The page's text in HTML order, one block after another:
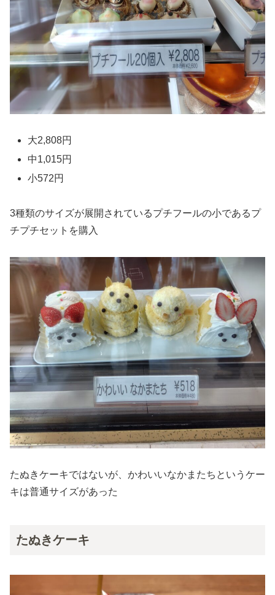
大2,808円
中1,015円
小572円
3種類のサイズが展開されているプチフールの小であるプ
チプチセットを購入
たぬきケーキではないが、かわいいなかまたちというケー
キは普通サイズがあった
たぬきケーキ